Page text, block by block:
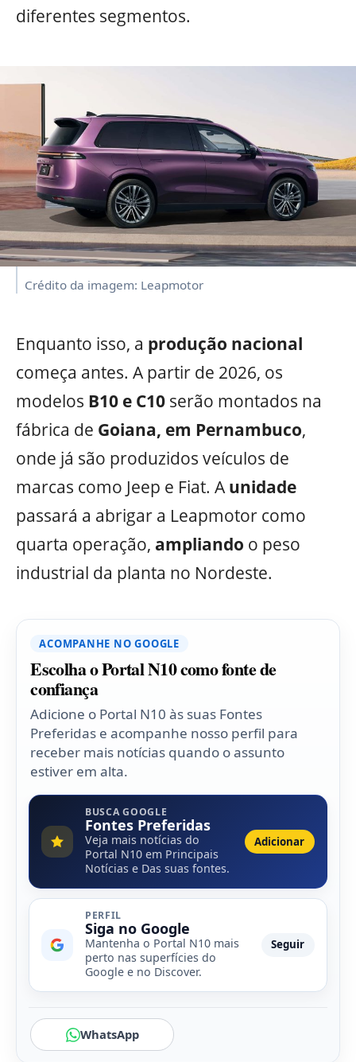
diferentes segmentos.
Crédito da imagem: Leapmotor
Enquanto isso, a produção nacional
começa antes. A partir de 2026, os
modelos B10 e C10 serão montados na
fábrica de Goiana, em Pernambuco,
onde já são produzidos veículos de
marcas como Jeep e Fiat. Aunidade
passará a abrigar a Leapmotor como
quarta operação, ampliando o peso
industrial da planta no Nordeste.
ACOMPANHE NO GOOGLE
Escolha o Portal N10 como fonte de
confiança
Adicione o Portal N10 às suas Fontes
Preferidas e acompanhe nosso perfil para
receber mais notícias quando o assunto
estiver em alta.
BUSCA GOOGLE
Fontes Preferidas
Veja mais notícias do
Portal N10 em Principais
Notícias e Das suas fontes.
Adicionar
PERFIL
Siga no Google
Mantenha o Portal N10 mais
perto nas superfícies do
Google e no Discover.
Seguir
WhatsApp